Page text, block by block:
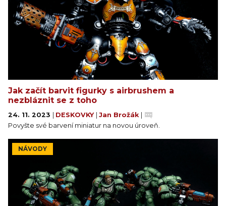
Jak začít barvit figurky s airbrushem a
nezbláznit se z toho
24. 11. 2023 DESKOVKY Jan Brožák
Povyšte své barvení miniatur na novou úroveň.
NÁVODY